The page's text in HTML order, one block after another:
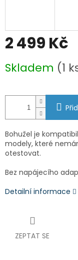
2 499 Kč
cena:
Skladem (1
Bohužel je
modely, které
otestovat.
Bez napájecího
Detailní informace
ZEPTAT SE